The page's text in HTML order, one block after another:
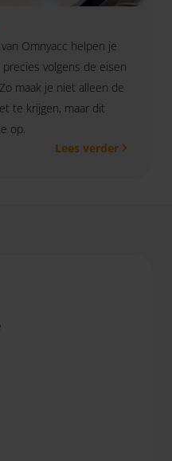
Omnyacc helpen je
volgens de eisen
maak je niet alleen de
te krijgen, maar dit
op.
Lees verder